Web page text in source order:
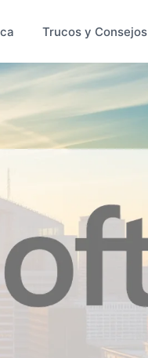
Trucos y Consejos